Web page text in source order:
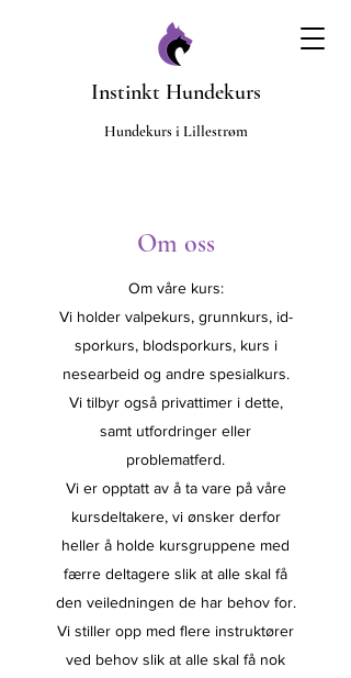
Instinkt Hundekurs
​Hundekurs i Lillestrøm
Om oss
Om våre kurs:
Vi holder valpekurs, grunnkurs, id-
sporkurs, blodsporkurs, kurs i
nesearbeid og andre spesialkurs.
Vi tilbyr også privattimer i dette,
samt utfordringer eller
problematferd.
Vi er opptatt av å ta vare på våre
kursdeltakere, vi ønsker derfor
heller å holde kursgruppene med
færre deltagere slik at alle skal få
den veiledningen de har behov for.
Vi stiller opp med flere instruktører
ved behov slik at alle skal få nok